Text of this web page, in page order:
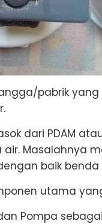
pabrik
dari PDAM
Masalahnya
baik benda
utama
Pompa